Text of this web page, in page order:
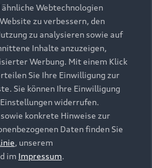
vorbehalten
Webtechnologien
zu verbessern, den
zu analysieren sowie auf
Inhalte anzuzeigen,
Werbung. Mit einem Klick
Sie Ihre Einwilligung zur
Sie können Ihre Einwilligung
widerrufen.
konkrete Hinweise zur
Daten finden Sie
, unserem
im Impressum.